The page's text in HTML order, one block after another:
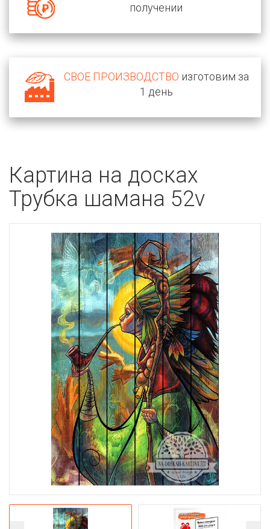
получении
СВОЕ ПРОИЗВОДСТВО изготовим за
1 день
Картина на досках
Трубка шамана 52v